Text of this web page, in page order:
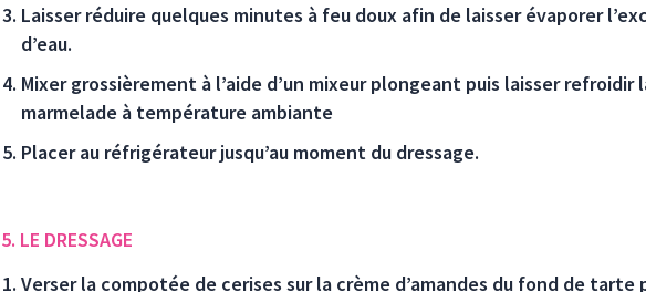
Laisser réduire quelques minutes à feu doux afin de laisser évaporer
d’eau.
Mixer grossièrement à l’aide d’un mixeur plongeant puis laisser refroidir
marmelade à température ambiante
Placer au réfrigérateur jusqu’au moment du dressage.
5. LE DRESSAGE
Verser la compotée de cerises sur la crème d’amandes du fond de tarte